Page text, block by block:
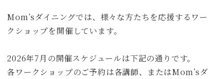
Mom’sダイニングでは、様々な方たちを応援するワー
クショップを開催しています。
2026年7月の開催スケジュールは下記の通りです。
各ワークショップのご予約は各講師、またはMom’sダ